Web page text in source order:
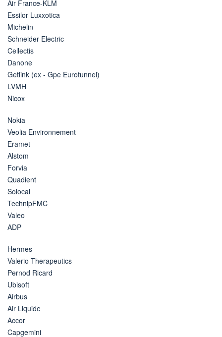
Air France-KLM
Essilor Luxxotica
Michelin
Schneider Electric
Cellectis
Danone
Getlink (ex - Gpe Eurotunnel)
LVMH
Nicox
Nokia
Veolia Environnement
Eramet
Alstom
Forvia
Quadient
Solocal
TechnipFMC
Valeo
ADP
Hermes
Valerio Therapeutics
Pernod Ricard
Ubisoft
Airbus
Air Liquide
Accor
Capgemini